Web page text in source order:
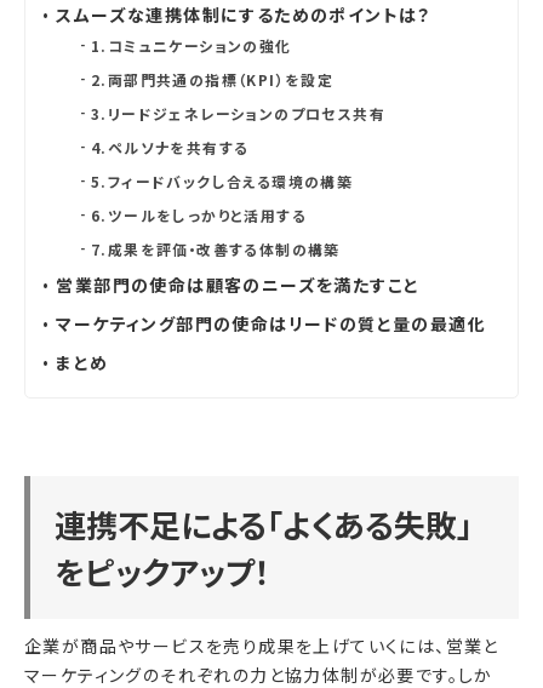
スムーズな連携体制にするためのポイントは？
1.コミュニケーションの強化
2.両部門共通の指標（KPI）を設定
3.リードジェネレーションのプロセス共有
4.ペルソナを共有する
5.フィードバックし合える環境の構築
6.ツールをしっかりと活用する
7.成果を評価・改善する体制の構築
営業部門の使命は顧客のニーズを満たすこと
マーケティング部門の使命はリードの質と量の最適化
まとめ
連携不足による「よくある失敗」
をピックアップ！
企業が商品やサービスを売り成果を上げていくには、営業と
マーケティングのそれぞれの力と協力体制が必要です。しか